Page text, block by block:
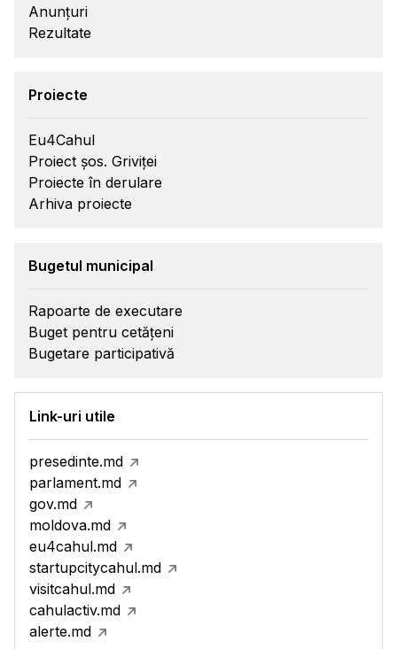
Anunțuri
Rezultate
Proiecte
Eu4Cahul
Proiect șos. Griviței
Proiecte în derulare
Arhiva proiecte
Bugetul municipal
Rapoarte de executare
Buget pentru cetățeni
Bugetare participativă
Link-uri utile
presedinte.md
parlament.md
gov.md
moldova.md
eu4cahul.md
startupcitycahul.md
visitcahul.md
cahulactiv.md
alerte.md